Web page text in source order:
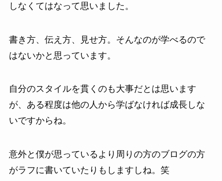
しなくてはなって思いました。
書き方、伝え方、見せ方。そんなのが学べるので
はないかと思っています。
自分のスタイルを貫くのも大事だとは思います
が、ある程度は他の人から学ばなければ成長しな
いですからね。
意外と僕が思っているより周りの方のブログの方
がラフに書いていたりもしますしね。笑